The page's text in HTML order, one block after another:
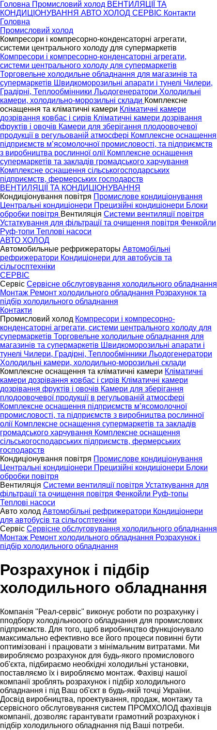
Головна Промисловий холод ВЕНТИЛЯЦІЇ ТА
КОНДИЦІОНУВАННЯ АВТО ХОЛОД СЕРВІС Контакти
Головна
Промисловий холод
Компресори і компресорно-конденсаторні агрегати,
системи центрального холоду для супермаркетів
Компресори і компресорно-конденсаторні агрегати,
системи центрального холоду для супермаркетів
Торговельне холодильне обладнання для магазинів та
супермаркетів Швидкоморозильні апарати і тунелі Чилери,
Градірні, Теплообмінники Льодогенератори Холодильні
камери, холодильно-морозильні склади Комплексне
оснащення та кліматичні камери Кліматичні камери
дозрівання ковбас і сирів Кліматичні камери дозрівання
фруктів і овочів Камери для зберігання плодоовочевої
продукції в регульованій атмосфері Комплексне оснащення
підприємств м’ясомолочної промисловості, та підприємств
з виробництва рослинної олії Комплексне оснащення
супермаркетів та закладів громадського харчування
Комплексне оснащення сільськогосподарських
підприємств, фермерських господарств
ВЕНТИЛЯЦІЇ ТА КОНДИЦІОНУВАННЯ
Кондиціонування повітря Промислове кондиціонування
Центральні кондиціонери Прецизійні кондиціонери Блоки
обробки повітря Вентиляція Системи вентиляції повітря
Устаткування для фільтрації та очищення повітря Фенкойли
Руф-топи Теплові насоси
АВТО ХОЛОД
Автомобильные рефрижераторы Автомобільні
рефрижератори Кондиціонери для автобусів та
сільгосптехніки
СЕРВІС
Сервіс Сервісне обслуговування холодильного обладнання
Монтаж Ремонт холодильного обладнання Розрахунок та
підбір холодильного обладнання
Контакти
Промисловий холод Компресори і компресорно-
конденсаторні агрегати, системи центрального холоду для
супермаркетів Торговельне холодильне обладнання для
магазинів та супермаркетів Швидкоморозильні апарати і
тунелі Чилери, Градірні, Теплообмінники Льодогенератори
Холодильні камери, холодильно-морозильні склади
Комплексне оснащення та кліматичні камери Кліматичні
камери дозрівання ковбас і сирів Кліматичні камери
дозрівання фруктів і овочів Камери для зберігання
плодоовочевої продукції в регульованій атмосфері
Комплексне оснащення підприємств м’ясомолочної
промисловості, та підприємств з виробництва рослинної
олії Комплексне оснащення супермаркетів та закладів
громадського харчування Комплексне оснащення
сільськогосподарських підприємств, фермерських
господарств
Кондиціонування повітря Промислове кондиціонування
Центральні кондиціонери Прецизійні кондиціонери Блоки
обробки повітря
Вентиляція Системи вентиляції повітря Устаткування для
фільтрації та очищення повітря Фенкойли Руф-топы
Теплові насоси
Авто холод Автомобільні рефрижератори Кондиціонери
для автобусів та сільгосптехніки
Сервіс Сервісне обслуговування холодильного обладнання
Монтаж Ремонт холодильного обладнання Розрахунок і
підбір холодильного обладнання
Розрахунок і підбір
холодильного обладнання
Компанія "Реал-сервіс" виконує роботи по розрахунку і
пподбору холодільнооого обладнання для промислових
підприємств. Для того, щоб виробництво функціонувало
максимально ефективно все його процеси повинні бути
оптимізовані і працювати з мінімальним витратами. Ми
виробляємо розрахунок для будь-якого промислового
об'єкта, підбираємо необхідні холодильні установки,
поставляємо їх і виробляємо монтаж. Фахівці нашої
компанії зроблять розрахунок і підбір холодильного
обладнання і під Ваш об'єкт в будь-якій точці України.
Досвід виробництва, проектування, продаж, монтажу та
сервісного обслуговування систем ПРОМХОЛОД фахівців
компанії, дозволяє гарантувати грамотний розрахунок і
підбір холодильного обладнання під Ваші потреби.